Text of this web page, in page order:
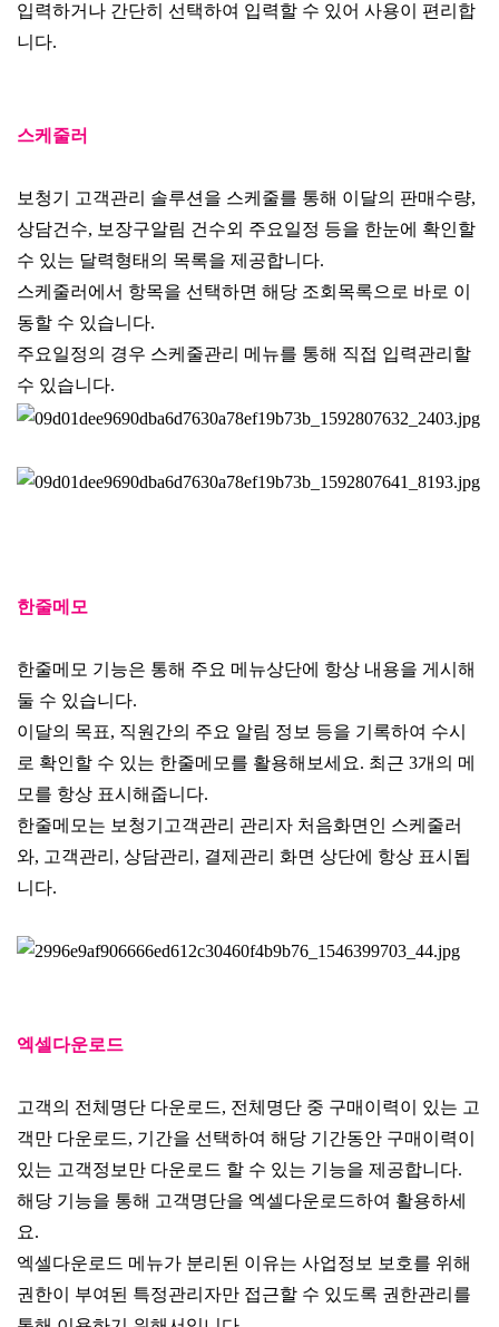
입력하거나 간단히 선택하여 입력할 수 있어 사용이 편리합
니다.
스케줄러
보청기 고객관리 솔루션을 스케줄를 통해 이달의 판매수량,
상담건수, 보장구알림 건수외 주요일정 등을 한눈에 확인할
수 있는 달력형태의 목록을 제공합니다.
스케줄러에서 항목을 선택하면 해당 조회목록으로 바로 이
동할 수 있습니다.
주요일정의 경우 스케줄관리 메뉴를 통해 직접 입력관리할
수 있습니다.
한줄메모
한줄메모 기능은 통해 주요 메뉴상단에 항상 내용을 게시해
둘 수 있습니다.
이달의 목표, 직원간의 주요 알림 정보 등을 기록하여 수시
로 확인할 수 있는 한줄메모를 활용해보세요. 최근 3개의 메
모를 항상 표시해줍니다.
한줄메모는 보청기고객관리 관리자 처음화면인 스케줄러
와, 고객관리, 상담관리, 결제관리 화면 상단에 항상 표시됩
니다.
엑셀다운로드
고객의 전체명단 다운로드, 전체명단 중 구매이력이 있는 고
객만 다운로드, 기간을 선택하여 해당 기간동안 구매이력이
있는 고객정보만 다운로드 할 수 있는 기능을 제공합니다.
해당 기능을 통해 고객명단을 엑셀다운로드하여 활용하세
요.
엑셀다운로드 메뉴가 분리된 이유는 사업정보 보호를 위해
권한이 부여된 특정관리자만 접근할 수 있도록 권한관리를